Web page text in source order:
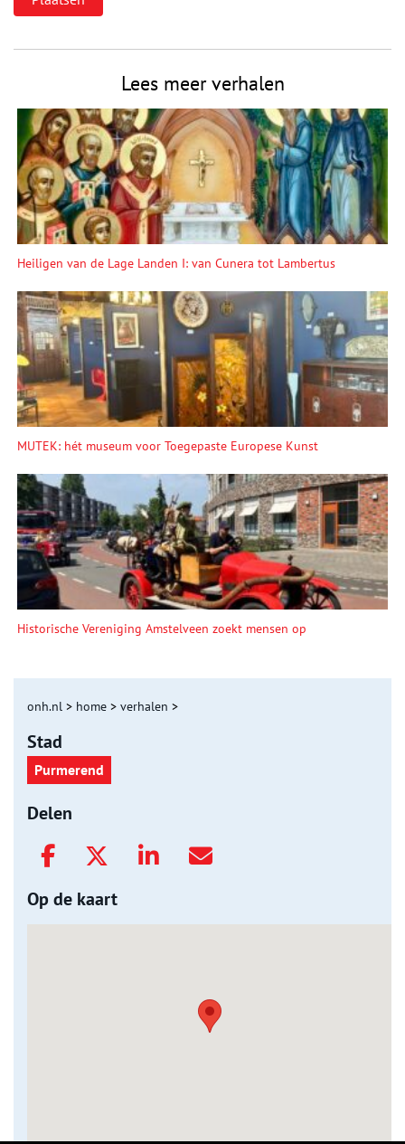
Lees meer verhalen
Heiligen van de Lage Landen I: van Cunera tot Lambertus
MUTEK: hét museum voor Toegepaste Europese Kunst
Historische Vereniging Amstelveen zoekt mensen op
onh.nl > home > verhalen >
Stad
Purmerend
Delen
Op de kaart